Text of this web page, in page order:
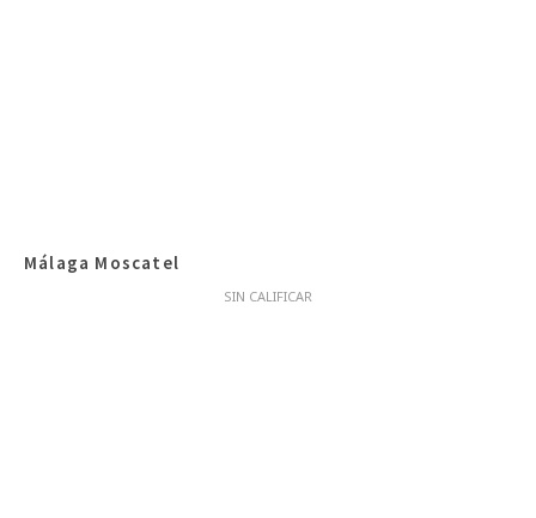
Málaga Moscatel
SIN CALIFICAR